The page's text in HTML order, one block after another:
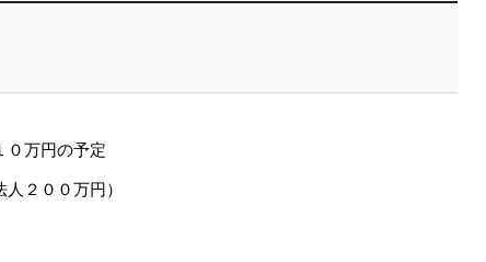
万円の予定
２００万円）